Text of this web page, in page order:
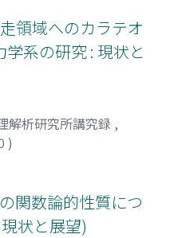
領域へのカラテオ
学系の研究 : 現状と
解析研究所講究録 ,
)
関数論的性質につ
状と展望)